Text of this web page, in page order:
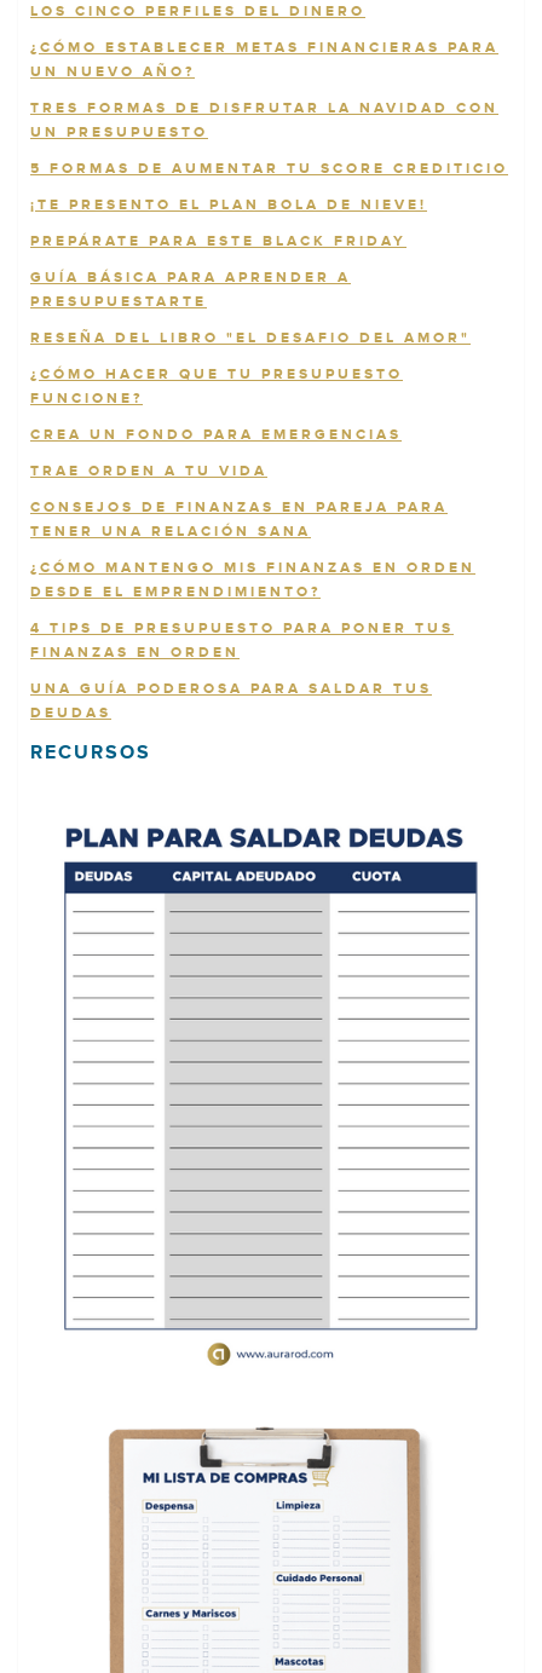
LOS CINCO PERFILES DEL DINERO
¿CÓMO ESTABLECER METAS FINANCIERAS PARA
UN NUEVO AÑO?
TRES FORMAS DE DISFRUTAR LA NAVIDAD CON
UN PRESUPUESTO
5 FORMAS DE AUMENTAR TU SCORE CREDITICIO
¡TE PRESENTO EL PLAN BOLA DE NIEVE!
PREPÁRATE PARA ESTE BLACK FRIDAY
GUÍA BÁSICA PARA APRENDER A
PRESUPUESTARTE
RESEÑA DEL LIBRO "EL DESAFIO DEL AMOR"
¿CÓMO HACER QUE TU PRESUPUESTO
FUNCIONE?
CREA UN FONDO PARA EMERGENCIAS
TRAE ORDEN A TU VIDA
CONSEJOS DE FINANZAS EN PAREJA PARA
TENER UNA RELACIÓN SANA
¿CÓMO MANTENGO MIS FINANZAS EN ORDEN
DESDE EL EMPRENDIMIENTO?
4 TIPS DE PRESUPUESTO PARA PONER TUS
FINANZAS EN ORDEN
UNA GUÍA PODEROSA PARA SALDAR TUS
DEUDAS
RECURSOS